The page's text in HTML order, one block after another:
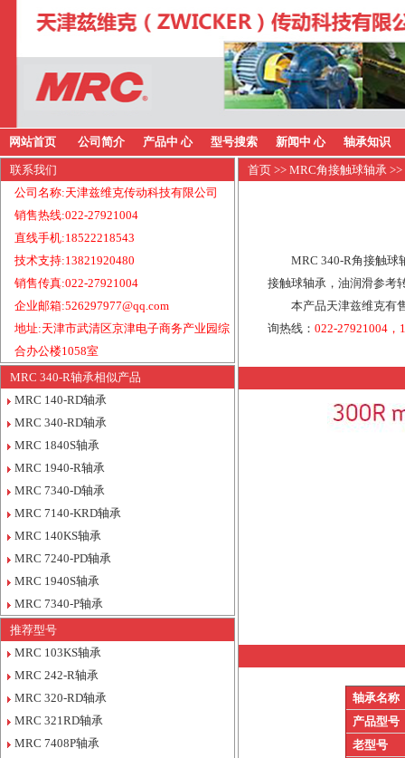
网站首页 公司简介 产品中 心 型号搜索 新闻中 心 轴承知识
联系我们
公司名称:天津兹维克传动科技有限公司
销售热线:022-27921004
直线手机:18522218543
技术支持:13821920480
销售传真:022-27921004
企业邮箱:526297977@qq.com
地址:天津市武清区京津电子商务产业园综
合办公楼1058室
MRC 340-R轴承相似产品
MRC 140-RD轴承
MRC 340-RD轴承
MRC 1840S轴承
MRC 1940-R轴承
MRC 7340-D轴承
MRC 7140-KRD轴承
MRC 140KS轴承
MRC 7240-PD轴承
MRC 1940S轴承
MRC 7340-P轴承
推荐型号
MRC 103KS轴承
MRC 242-R轴承
MRC 320-RD轴承
MRC 321RD轴承
MRC 7408P轴承
首页 >> MRC角接触球轴承
MRC 340-R角接触球
接触球轴承，油润滑参考
本产品天津兹维克有
询热线：022-27921004，
轴承名称
产品型号
老型号